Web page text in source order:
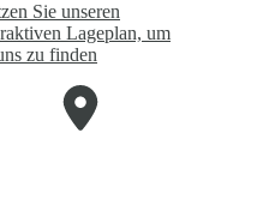
Sie unseren
La­ge­plan, um
zu finden